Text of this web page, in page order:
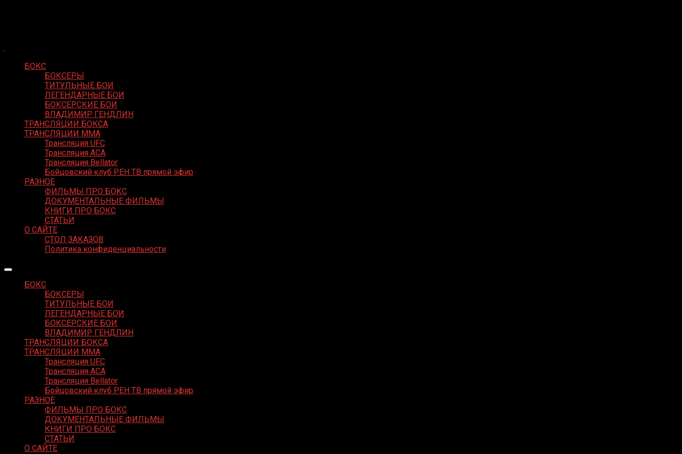
БОКС
БОКСЕРЫ
ТИТУЛЬНЫЕ БОИ
ЛЕГЕНДАРНЫЕ БОИ
БОКСЕРСКИЕ БОИ
ВЛАДИМИР ГЕНДЛИН
ТРАНСЛЯЦИИ БОКСА
ТРАНСЛЯЦИИ MMA
Трансляция UFC
Трансляция ACA
Трансляция Bellator
Бойцовский клуб РЕН ТВ прямой эфир
РАЗНОЕ
ФИЛЬМЫ ПРО БОКС
ДОКУМЕНТАЛЬНЫЕ ФИЛЬМЫ
КНИГИ ПРО БОКС
СТАТЬИ
О САЙТЕ
СТОЛ ЗАКАЗОВ
Политика конфиденциальности
БОКС
БОКСЕРЫ
ТИТУЛЬНЫЕ БОИ
ЛЕГЕНДАРНЫЕ БОИ
БОКСЕРСКИЕ БОИ
ВЛАДИМИР ГЕНДЛИН
ТРАНСЛЯЦИИ БОКСА
ТРАНСЛЯЦИИ MMA
Трансляция UFC
Трансляция ACA
Трансляция Bellator
Бойцовский клуб РЕН ТВ прямой эфир
РАЗНОЕ
ФИЛЬМЫ ПРО БОКС
ДОКУМЕНТАЛЬНЫЕ ФИЛЬМЫ
КНИГИ ПРО БОКС
СТАТЬИ
О САЙТЕ